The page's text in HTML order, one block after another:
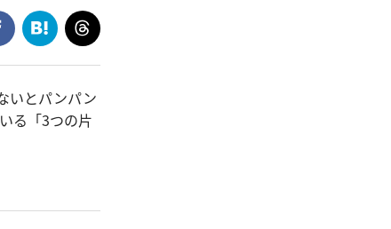
いとパンパン
る「3つの片